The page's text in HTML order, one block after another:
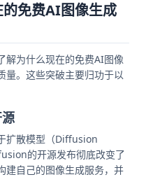
的免费AI图像生成
解为什么现在的免费AI图像
量。这些突破主要归功于以
扩散模型（Diffusion
的开源发布彻底改变了
建自己的图像生成服务，并